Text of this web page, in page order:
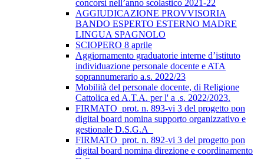
concorsi nell’anno scolastico 2021-22
AGGIUDICAZIONE PROVVISORIA
BANDO ESPERTO ESTERNO MADRE
LINGUA SPAGNOLO
SCIOPERO 8 aprile
Aggiornamento graduatorie interne d’istituto
individuazione personale docente e ATA
soprannumerario a.s. 2022/23
Mobilità del personale docente, di Religione
Cattolica ed A.T.A. per l' a .s. 2022/2023.
FIRMATO_prot. n. 893-vi 3 del progetto pon
digital board nomina supporto organizzativo e
gestionale D.S.G.A_
FIRMATO_prot. n. 892-vi 3 del progetto pon
digital board nomina direzione e coordinamento